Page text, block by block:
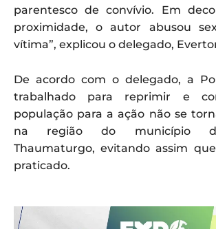
parentesco de convívio. Em
proximidade, o autor abusou
vítima”, explicou o delegado,
De acordo com o delegado, a
trabalhado para reprimir e
população para a ação não se
na região do município
Thaumaturgo, evitando assim
praticado.